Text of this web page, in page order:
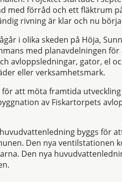
med förråd och ett fläktrum
rivning är klar och nu
i olika skeden på Höja,
med planavdelningen
avloppsledningar, gator, el
eller verksamhetsmark.
att möta framtida
av Fiskartorpets
byggs för
Den nya ventilstationen
Den nya